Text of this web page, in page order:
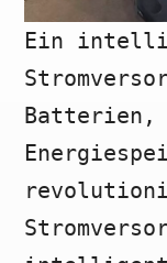
Ein
Batterien,